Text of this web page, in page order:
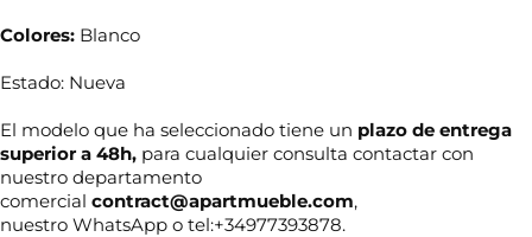
Colores: Blanco
Estado: Nueva
El modelo que ha seleccionado tiene un plazo de entrega
superior a 48h, para cualquier consulta contactar con
nuestro departamento
comercial contract@apartmueble.com,
nuestro WhatsApp o tel:+34977393878.